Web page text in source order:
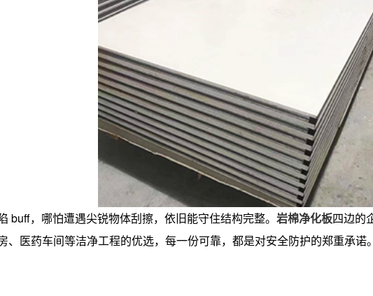
buff，哪怕遭遇尖锐物体刮擦，依旧能守住结构完整。 岩棉净化板四边的
医药车间等洁净工程的优选，每一份可靠，都是对安全防护的郑重承诺。